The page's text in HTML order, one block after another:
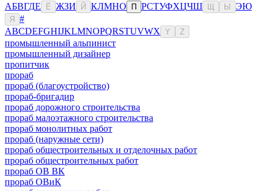
АБВГДЕ Ё ЖЗИ Й КЛМНО П РСТУФХЦЧШ Ы ЭЮ
Я
#
ABCDEFGHIJKLMNOPQRSTUVWX Y Z
промышленный альпинист
промышленный дизайнер
пропитчик
прораб
прораб (благоустройство)
прораб-бригадир
прораб дорожного строительства
прораб малоэтажного строительства
прораб монолитных работ
прораб (наружные сети)
прораб общестроительных и отделочных работ
прораб общестроительных работ
прораб ОВ ВК
прораб ОВиК